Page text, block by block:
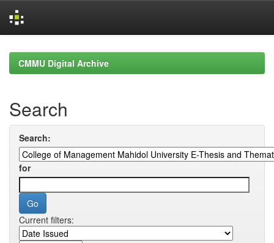
navigationCMMU Digital Archive
Search
Search:
for
Current filters: